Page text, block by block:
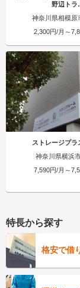
野辺ト
神奈川県相模原
2,300円/月～
ストレージプラ
神奈川県横浜
7,590円/月～
特長から探す
格安で借